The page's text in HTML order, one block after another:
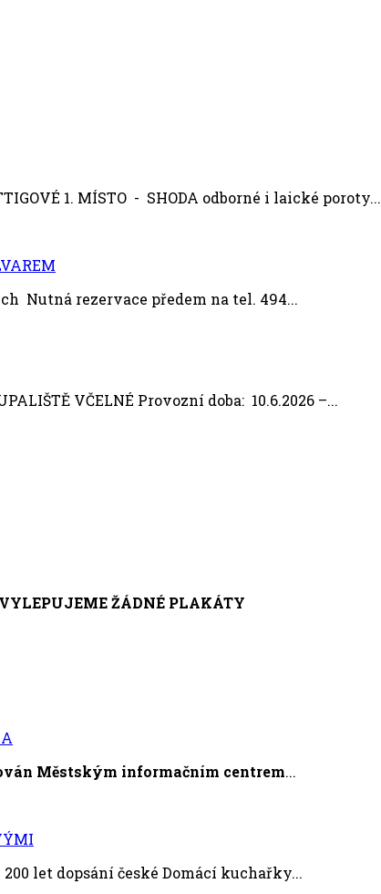
1. MÍSTO - SHODA odborné i laické poroty...
Nutná rezervace předem na tel. 494...
VČELNÉ Provozní doba: 10.6.2026 –...
ŽÁDNÉ PLAKÁTY
Městským informačním centrem...
let dopsání české Domácí kuchařky...